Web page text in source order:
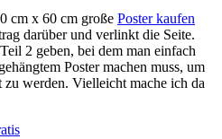
cm x 60 cm große Poster kaufen
darüber und verlinkt die Seite.
2 geben, bei dem man einfach
Poster machen muss, um
werden. Vielleicht mache ich da